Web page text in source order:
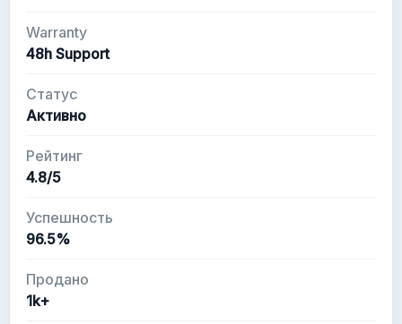
Warranty
48h Support
Статус
Активно
Рейтинг
4.8/5
Успешность
96.5%
Продано
1k+